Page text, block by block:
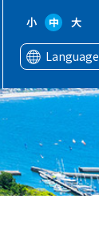
小 中 大
Language